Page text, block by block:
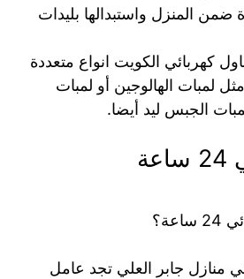
ضمن المنزل واستبدالها بليدات
كهربائي الكويت انواع متعددة
لمبات الهالوجين أو لمبات
الجبس ليد أيضا.
منازل جابر العلي تجد عامل